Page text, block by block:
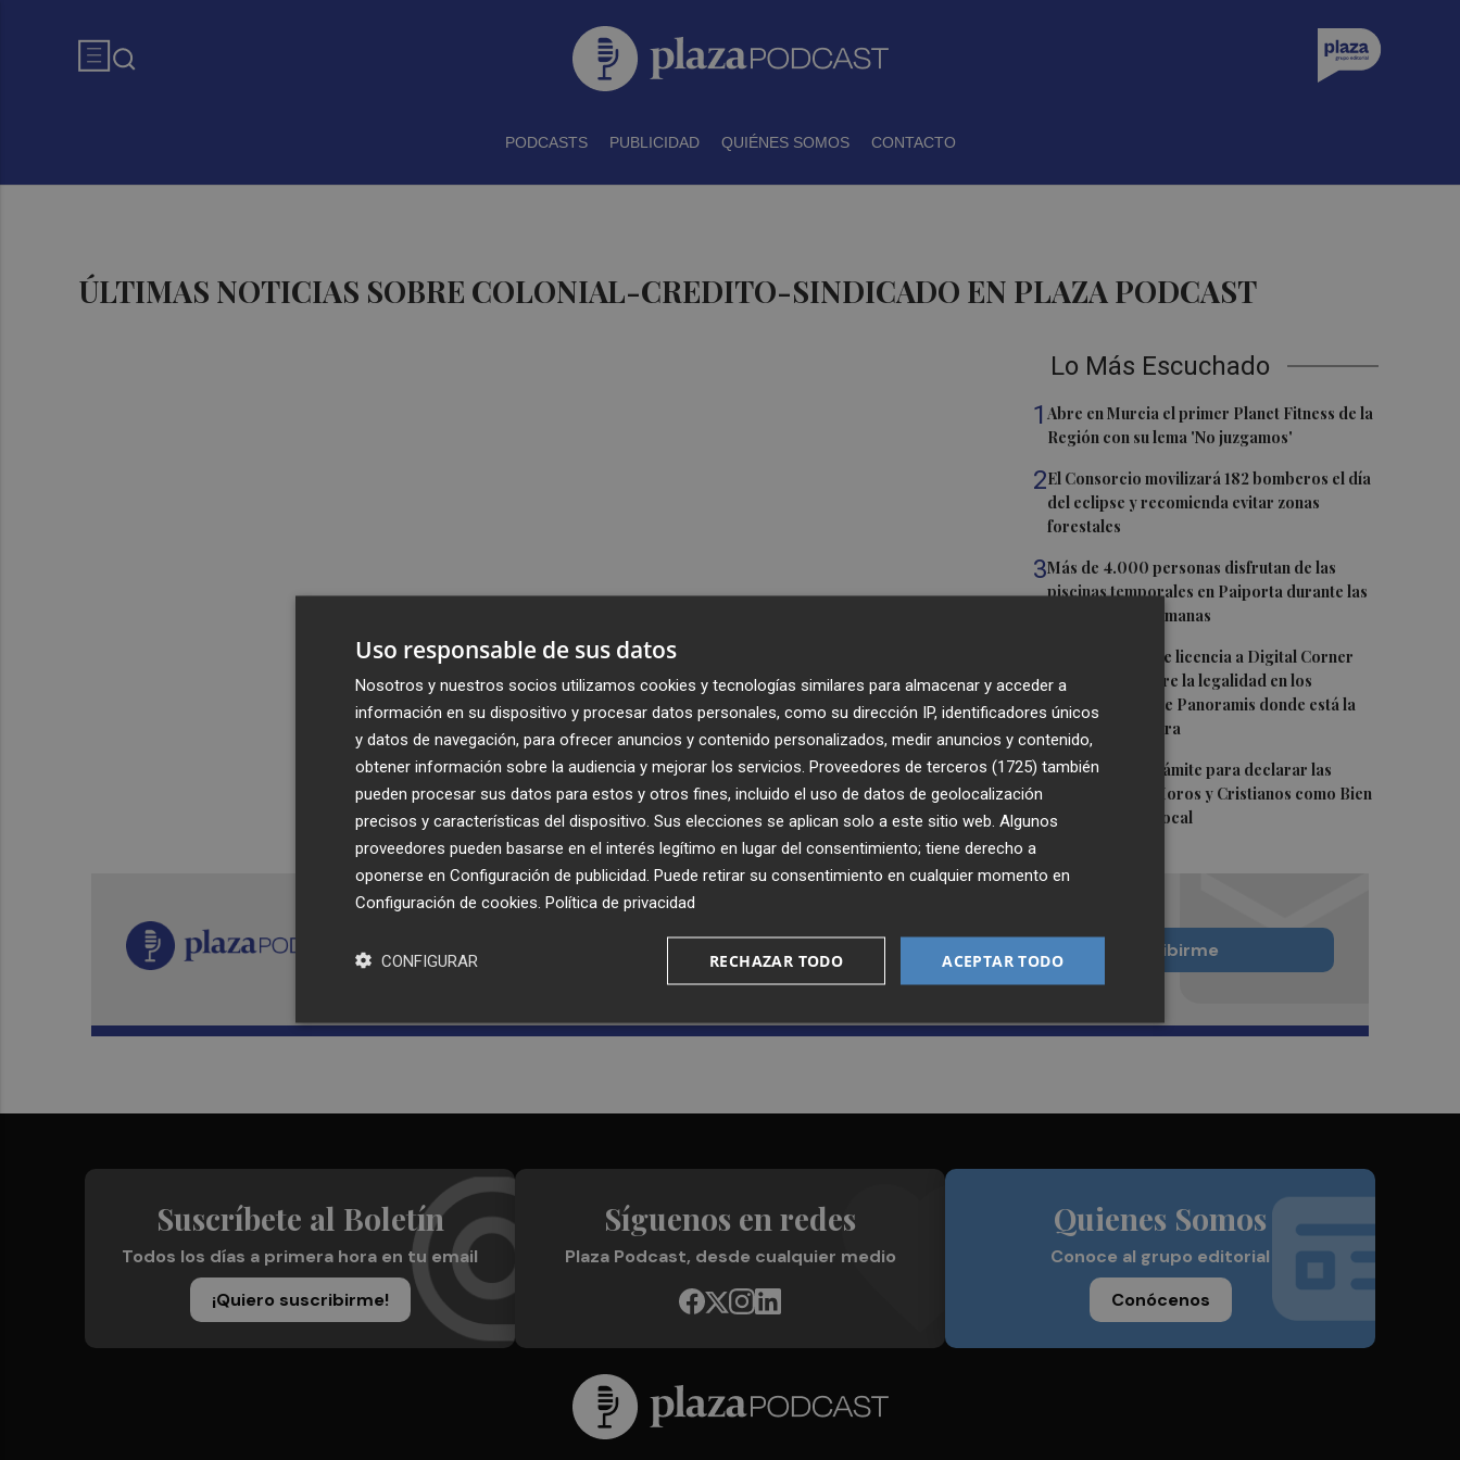
PODCASTS PUBLICIDAD QUIÉNES SOMOS CONTACTO
ÚLTIMAS NOTICIAS SOBRE COLONIAL-CREDITO-SINDICADO EN PLAZA PODCAST
Lo Más Escuchado
1Abre en Murcia el primer Planet Fitness de la
Región con su lema 'No juzgamos'
2El Consorcio movilizará 182 bomberos el día
del eclipse y recomienda evitar zonas
forestales
3Más de 4.000 personas disfrutan de las
piscinas temporales en Paiporta durante las
primeras dos semanas
Alicante concede licencia a Digital Corner
para que restaure la legalidad en los
antiguos cines de Panoramis donde está la
sede de la Cámara
5Elche inicia el trámite para declarar las
Embajadas de Moros y Cristianos como Bien
de Relevancia Local
Recibe toda la actualidad de
Plaza Podcast en tu correo
Quiero suscribirme
Suscríbete al Boletín
Todos los días a primera hora en tu email
¡Quiero suscribirme!
Síguenos en redes
Plaza Podcast, desde cualquier medio
Quienes Somos
Conoce al grupo editorial
Conócenos
Uso responsable de sus datos
Nosotros y nuestros socios utilizamos cookies y tecnologías similares para almacenar y acceder a
información en su dispositivo y procesar datos personales, como su dirección IP, identificadores únicos
y datos de navegación, para ofrecer anuncios y contenido personalizados, medir anuncios y contenido,
obtener información sobre la audiencia y mejorar los servicios. Proveedores de terceros (1725) también
pueden procesar sus datos para estos y otros fines, incluido el uso de datos de geolocalización
precisos y características del dispositivo. Sus elecciones se aplican solo a este sitio web. Algunos
proveedores pueden basarse en el interés legítimo en lugar del consentimiento; tiene derecho a
oponerse en Configuración de publicidad . Puede retirar su consentimiento en cualquier momento en
Configuración de cookies Política de privacidad
ACEPTAR TODO
RECHAZAR TODO
CONFIGURAR